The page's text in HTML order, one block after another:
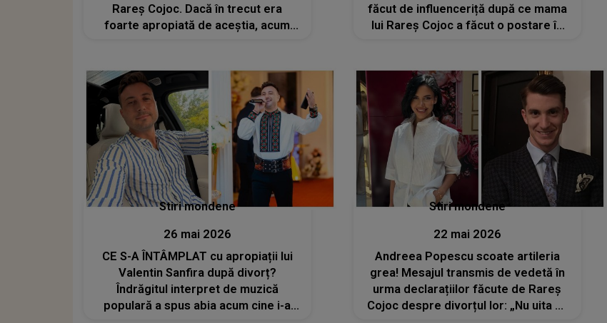
Rareș Cojoc. Dacă în trecut era
foarte apropiată de aceștia, acum
făcut de influenceriță după ce mama
lui Rareș Cojoc a făcut o postare în
Stiri mondene
26 mai 2026
CE S-A ÎNTÂMPLAT cu apropiații lui
Valentin Sanfira după divorț?
Îndrăgitul interpret de muzică
populară a spus abia acum cine i-a
Stiri mondene
22 mai 2026
Andreea Popescu scoate artileria
grea! Mesajul transmis de vedetă în
urma declarațiilor făcute de Rareș
Cojoc despre divorțul lor: „Nu uita că